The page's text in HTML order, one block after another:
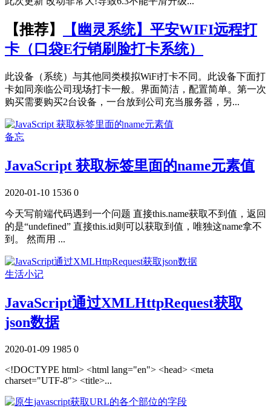
【推荐】
【幽灵系统】平安WIFI远程打
卡（口袋E行销刷脸打卡系统）
此设备（系统）与其他同类模拟WiFi打卡不同。此设备下面打
卡如同亲临公司现场打卡一般。界面简洁，配置简单。第一次
购买需要购买2台设备，一台放到公司充当服务器，另...
备忘
JavaScript 获取标签里面的name元素值
2020-01-10 1536 0
今天写前端代码遇到一个问题 直接this.name获取不到值，返回
的是“undefined” 直接this.id则可以获取到值，唯独这name拿不
到。 然而用 ...
生活小记
JavaScript通过XMLHttpRequest获取
json数据
2020-01-09 1985 0
<!DOCTYPE html> <html lang="en"> <head> <meta
charset="UTF-8"> <title>...